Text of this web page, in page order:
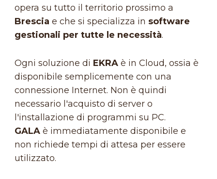
opera su tutto il territorio prossimo a
Brescia e che si specializza in software
gestionali per tutte le necessità.
Ogni soluzione di EKRA è in Cloud, ossia è
disponibile semplicemente con una
connessione Internet. Non è quindi
necessario l'acquisto di server o
l'installazione di programmi su PC.
GALA è immediatamente disponibile e
non richiede tempi di attesa per essere
utilizzato.